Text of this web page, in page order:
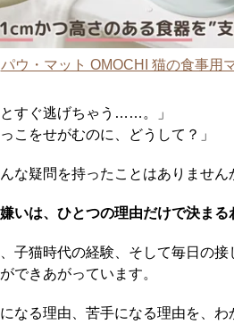
パウ・マット OMOCHI 猫の食事用
とすぐ逃げちゃう……。」
こをせがむのに、どうして？」
な疑問を持ったことはありません
いは、ひとつの理由だけで決まる
子猫時代の経験、そして毎日の
できあがっています。
なる理由、苦手になる理由を、わ